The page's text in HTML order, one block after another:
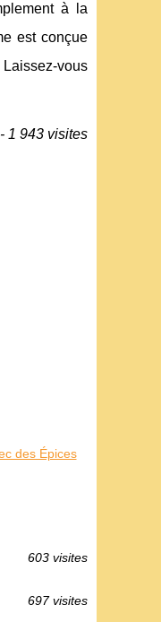
à la
est conçue
vous
1 943 visites
des Épices
603 visites
697 visites